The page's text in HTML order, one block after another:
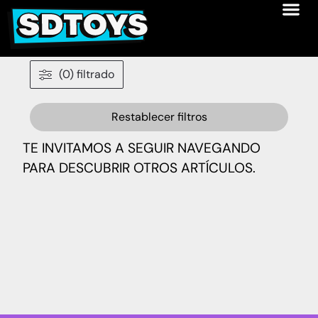
(0) filtrado
Restablecer filtros
TE INVITAMOS A SEGUIR NAVEGANDO
PARA DESCUBRIR OTROS ARTÍCULOS.